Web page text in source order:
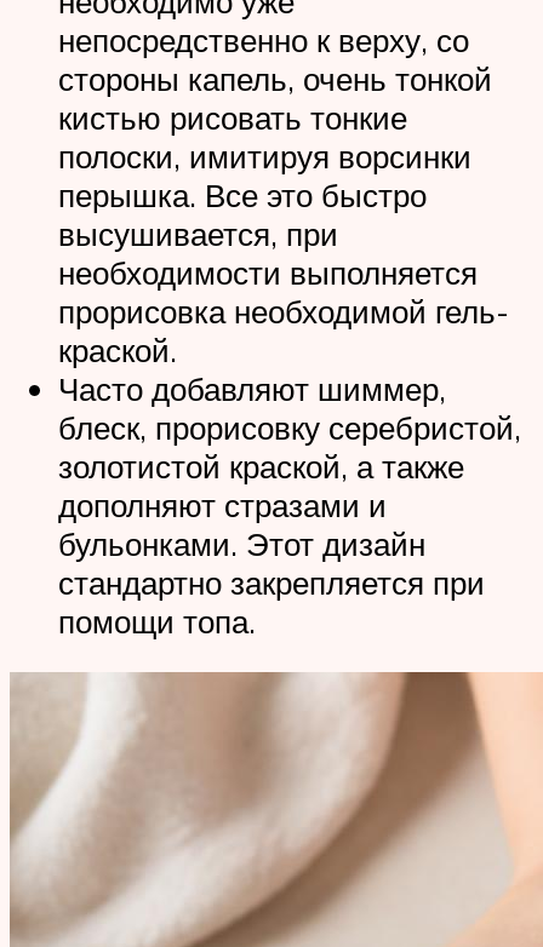
непосредственно к верху, со
стороны капель, очень тонкой
кистью рисовать тонкие
полоски, имитируя ворсинки
перышка. Все это быстро
высушивается, при
необходимости выполняется
прорисовка необходимой гель-
краской.
Часто добавляют шиммер,
блеск, прорисовку серебристой,
золотистой краской, а также
дополняют стразами и
бульонками. Этот дизайн
стандартно закрепляется при
помощи топа.